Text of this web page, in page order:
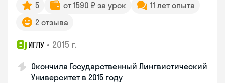
5 от 1590 ₽ за урок
11 лет опыта
2 отзыва
ИГЛУ • 2015 г.
Окончила Государственный Лингвистический
Университет в 2015 году